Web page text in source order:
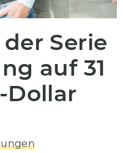
Serie
auf 31
Dollar